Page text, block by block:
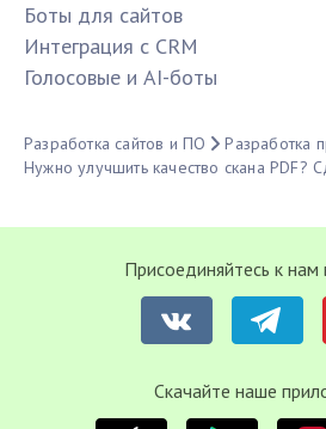
Боты для сайтов
Интеграция с CRM
Голосовые и AI-боты
Разработка сайтов и ПО
Разработка
Нужно улучшить качество скана PDF?
Присоединяйтесь к нам
Cкачайте наше